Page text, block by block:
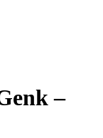
–